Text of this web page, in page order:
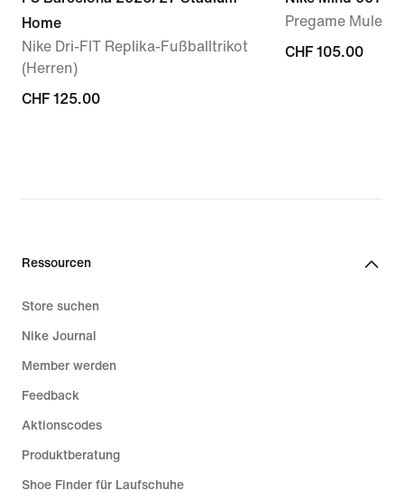
Home
Nike Dri-FIT Replika-Fußballtrikot
(Herren)
CHF 125.00
CHF 125.00
Pregame Mule
CHF 105.00
CHF 105.00
Ressourcen
Store suchen
Nike Journal
Member werden
Feedback
Aktionscodes
Produktberatung
Shoe Finder für Laufschuhe